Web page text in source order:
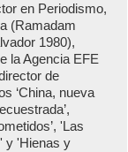
en Periodismo,
(Ramadam
1980),
la Agencia EFE
de
‘China, nueva
'Las
y 'Hienas y